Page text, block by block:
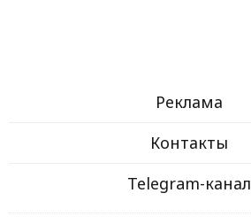
Реклама
Контакты
Telegram-канал